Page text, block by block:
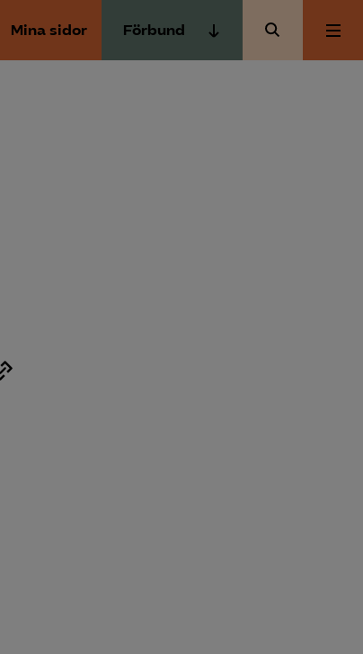
Mina sidor Förbund